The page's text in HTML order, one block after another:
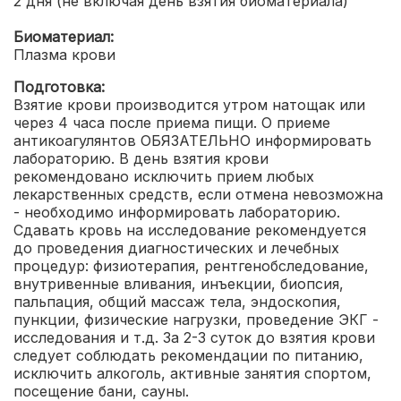
Биоматериал:
Плазма крови
Подготовка:
Взятие крови производится утром натощак или
через 4 часа после приема пищи. О приеме
антикоагулянтов ОБЯЗАТЕЛЬНО информировать
лабораторию. В день взятия крови
рекомендовано исключить прием любых
лекарственных средств, если отмена невозможна
- необходимо информировать лабораторию.
Сдавать кровь на исследование рекомендуется
до проведения диагностических и лечебных
процедур: физиотерапия, рентгенобследование,
внутривенные вливания, инъекции, биопсия,
пальпация, общий массаж тела, эндоскопия,
пункции, физические нагрузки, проведение ЭКГ -
исследования и т.д. За 2-3 суток до взятия крови
следует соблюдать рекомендации по питанию,
исключить алкоголь, активные занятия спортом,
посещение бани, сауны.